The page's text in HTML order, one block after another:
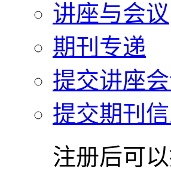
讲座与会议
期刊专递
提交讲座
提交期刊
注册后可